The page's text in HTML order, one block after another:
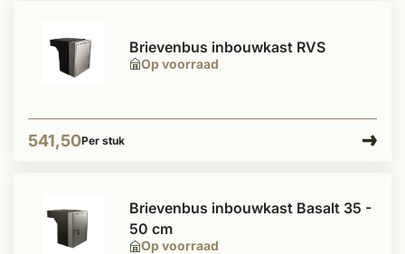
Op voorraad
Brievenbus inbouwkast RVS
541,50Per stuk
Op voorraad
Brievenbus inbouwkast Basalt 35 -
50 cm